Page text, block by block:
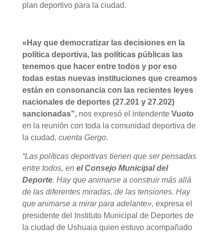
plan deportivo para la ciudad.
«Hay que democratizar las decisiones en la
política deportiva, las políticas públicas las
tenemos que hacer entre todos y por eso
todas estas nuevas instituciones que creamos
están en consonancia con las recientes leyes
nacionales de deportes (27.201 y 27.202)
sancionadas”, nos expresó el intendente Vuoto
en la reunión con toda la comunidad deportiva de
la ciudad, cuenta Gergo.
“Las políticas deportivas tienen que ser pensadas
entre todos, en el Consejo Municipal del
Deporte. Hay que animarse a construir más allá
de las diferentes miradas, de las tensiones. Hay
que animarse a mirar para adelante», expresa el
presidente del Instituto Municipal de Deportes de
la ciudad de Ushuaia quien estuvo acompañado